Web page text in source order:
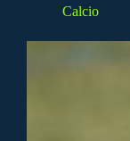
Calcio